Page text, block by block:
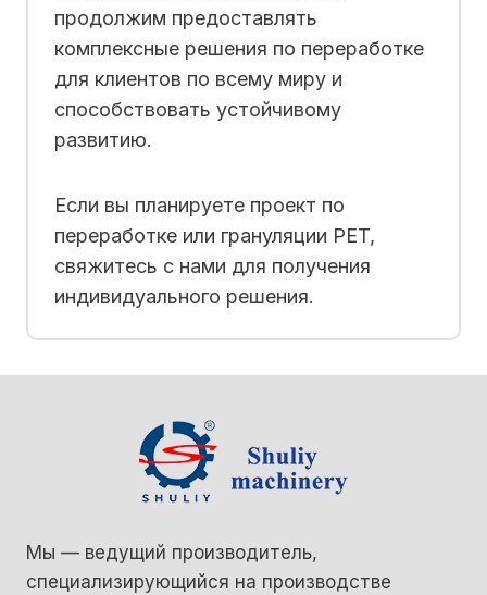
продолжим предоставлять
комплексные решения по переработке
для клиентов по всему миру и
способствовать устойчивому
развитию.
Если вы планируете проект по
переработке или грануляции PET,
свяжитесь с нами для получения
индивидуального решения.
Мы — ведущий производитель,
специализирующийся на производстве